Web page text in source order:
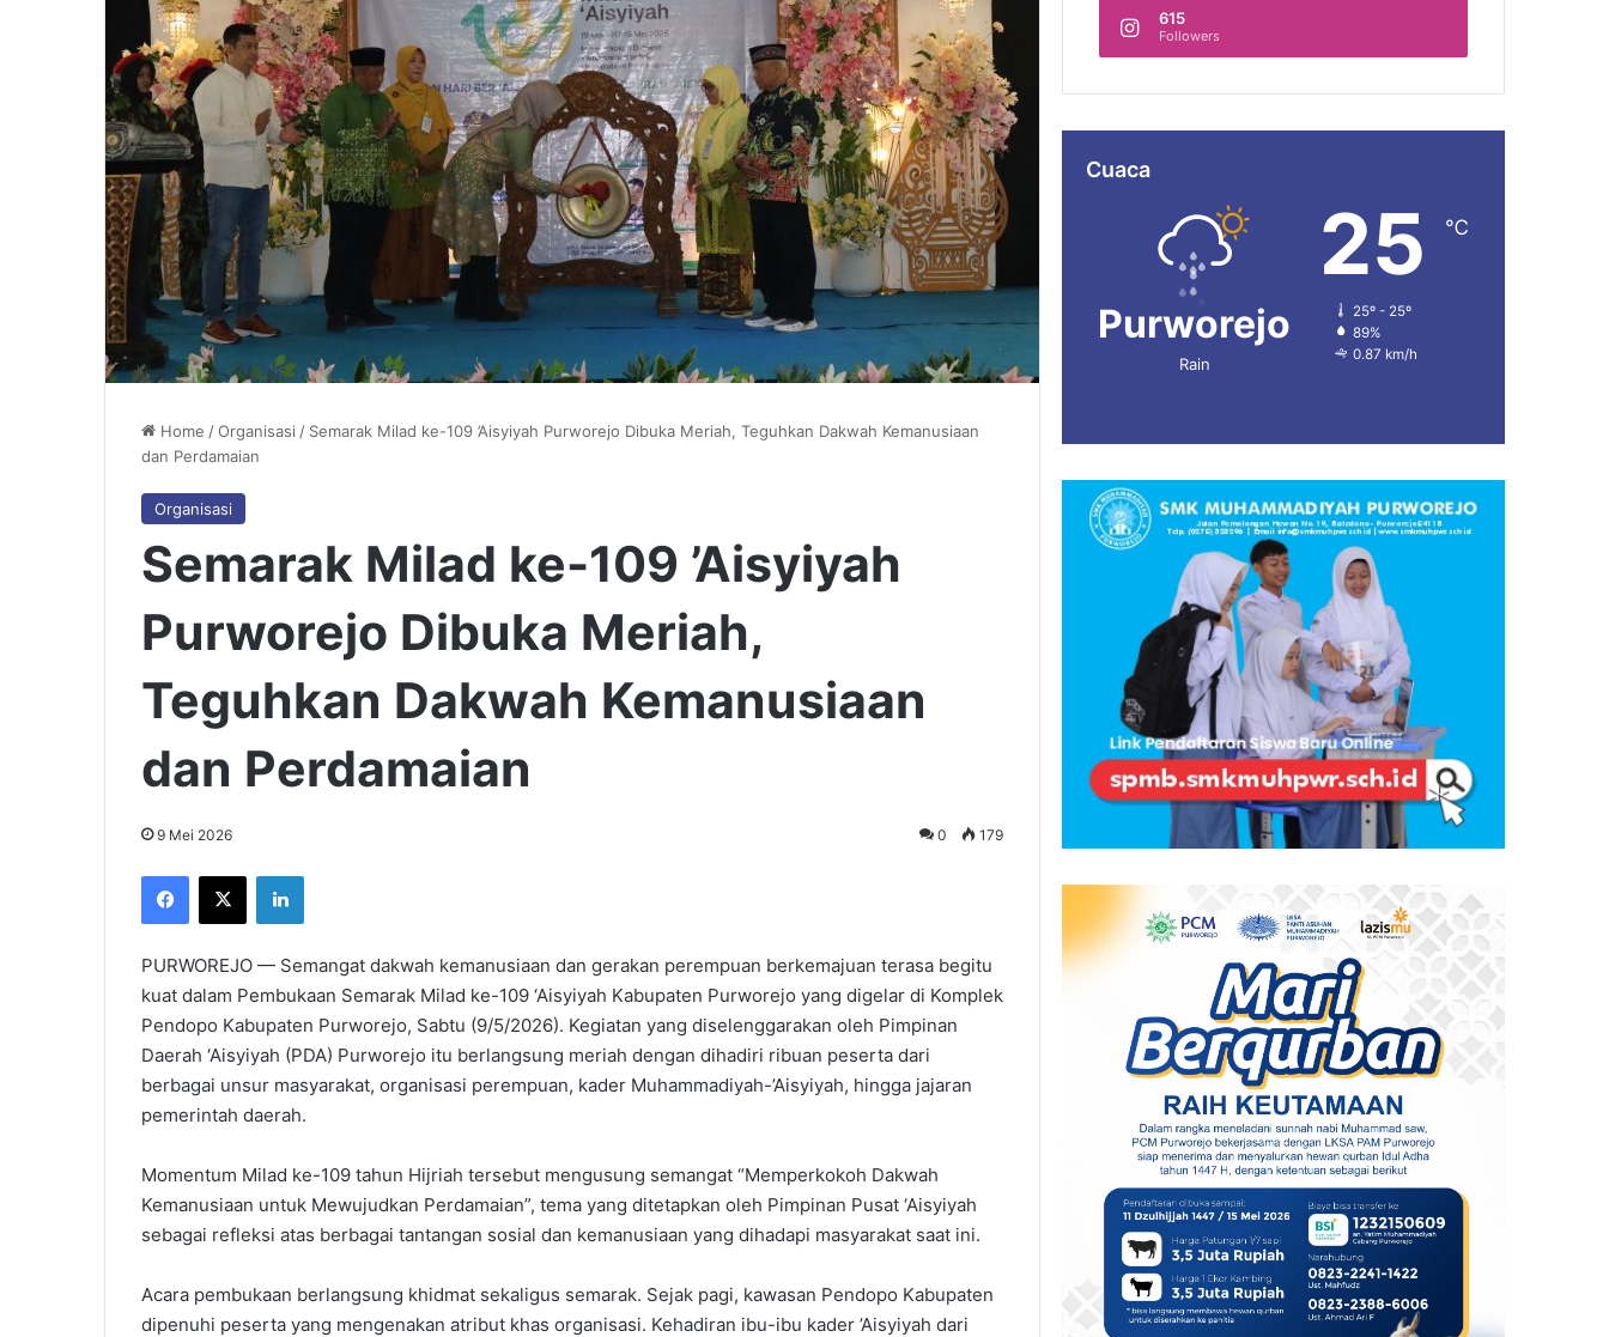
Home /Organisasi / Semarak Milad ke-109 ’Aisyiyah Purworejo Dibuka Meriah, Teguhkan Dakwah Kemanusiaan
dan Perdamaian
Organisasi
Semarak Milad ke-109 ’Aisyiyah
Purworejo Dibuka Meriah,
Teguhkan Dakwah Kemanusiaan
dan Perdamaian
9 Mei 2026 0 179
Facebook
X LinkedIn
PURWOREJO — Semangat dakwah kemanusiaan dan gerakan perempuan berkemajuan terasa begitu
kuat dalam Pembukaan Semarak Milad ke-109 ‘Aisyiyah Kabupaten Purworejo yang digelar di Komplek
Pendopo Kabupaten Purworejo, Sabtu (9/5/2026). Kegiatan yang diselenggarakan oleh Pimpinan
Daerah ‘Aisyiyah (PDA) Purworejo itu berlangsung meriah dengan dihadiri ribuan peserta dari
berbagai unsur masyarakat, organisasi perempuan, kader Muhammadiyah-’Aisyiyah, hingga jajaran
pemerintah daerah.
Momentum Milad ke-109 tahun Hijriah tersebut mengusung semangat “Memperkokoh Dakwah
Kemanusiaan untuk Mewujudkan Perdamaian”, tema yang ditetapkan oleh Pimpinan Pusat ‘Aisyiyah
sebagai refleksi atas berbagai tantangan sosial dan kemanusiaan yang dihadapi masyarakat saat ini.
Acara pembukaan berlangsung khidmat sekaligus semarak. Sejak pagi, kawasan Pendopo Kabupaten
dipenuhi peserta yang mengenakan atribut khas organisasi. Kehadiran ibu-ibu kader ’Aisyiyah dari
615
Followers
Cuaca
Purworejo
Rain
25 ℃
25º - 25º
89%
0.87 km/h